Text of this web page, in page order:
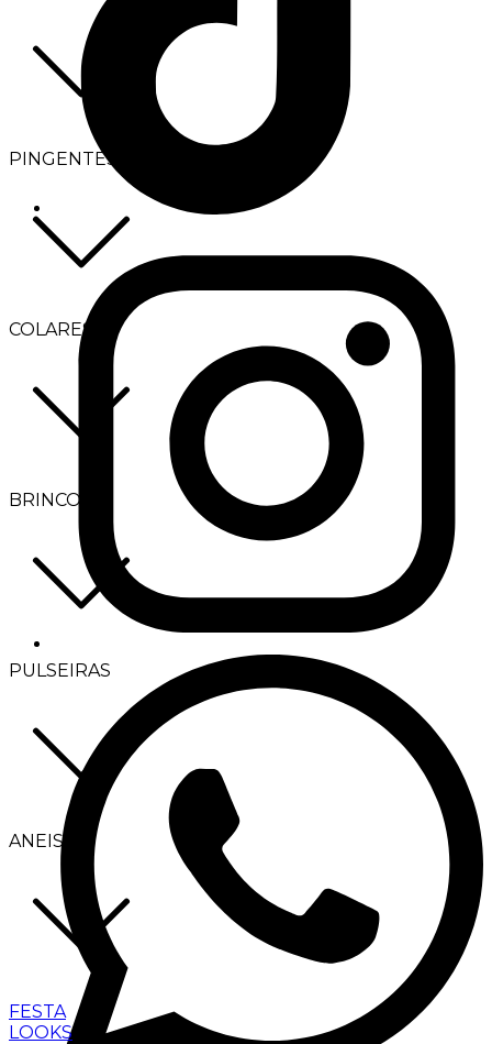
PINGENTES
COLARES
BRINCOS
PULSEIRAS
ANEIS
FESTA
LOOKS